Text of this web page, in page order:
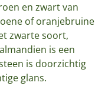
en zwart van
of oranjebruine
zwarte soort,
is een
is doorzichtig
glans.